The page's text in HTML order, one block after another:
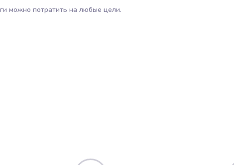
можно потратить на любые цели.